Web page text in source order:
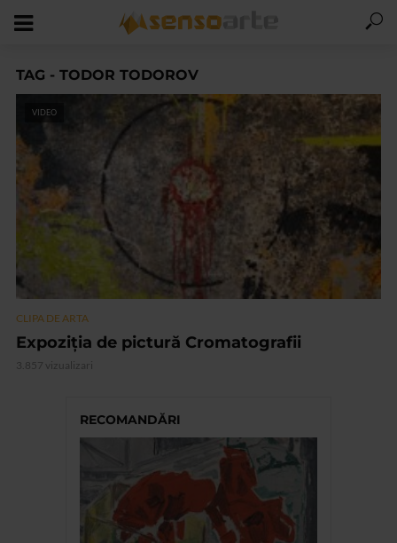
TAG - TODOR TODOROV
VIDEO
CLIPA DE ARTA
Expoziţia de pictură Cromatografii
3.857 vizualizari
RECOMANDĂRI